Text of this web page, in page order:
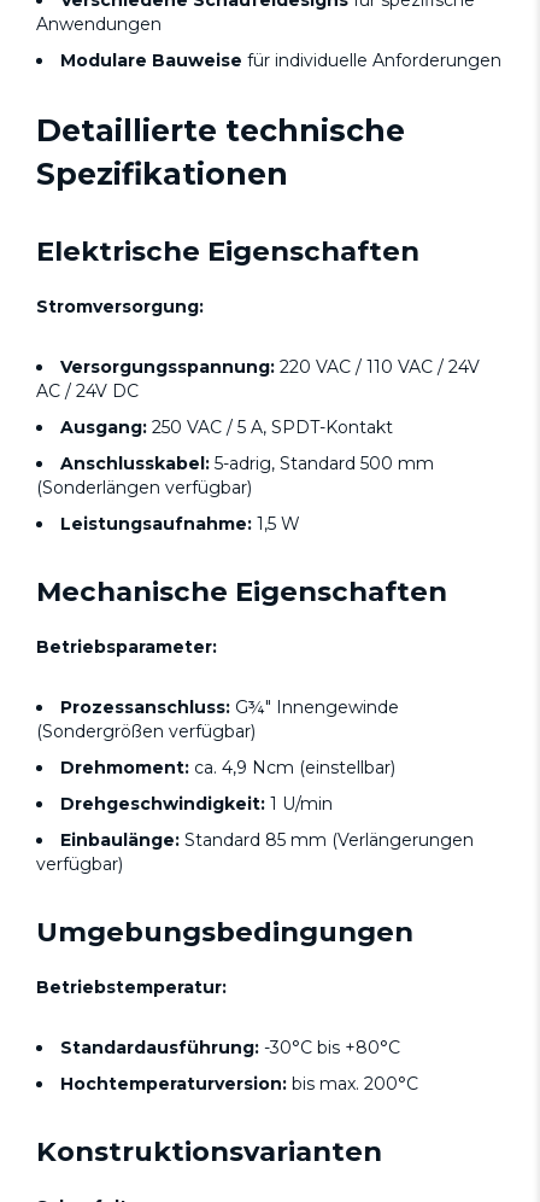
Anwendungen
Modulare Bauweise für individuelle Anforderungen
Detaillierte technische
Spezifikationen
Elektrische Eigenschaften
Stromversorgung:
Versorgungsspannung: 220 VAC / 110 VAC / 24V
AC / 24V DC
Ausgang: 250 VAC / 5 A, SPDT-Kontakt
Anschlusskabel: 5-adrig, Standard 500 mm
(Sonderlängen verfügbar)
Leistungsaufnahme: 1,5 W
Mechanische Eigenschaften
Betriebsparameter:
Prozessanschluss: G¾" Innengewinde
(Sondergrößen verfügbar)
Drehmoment: ca. 4,9 Ncm (einstellbar)
Drehgeschwindigkeit: 1 U/min
Einbaulänge: Standard 85 mm (Verlängerungen
verfügbar)
Umgebungsbedingungen
Betriebstemperatur:
Standardausführung: -30°C bis +80°C
Hochtemperaturversion: bis max. 200°C
Konstruktionsvarianten